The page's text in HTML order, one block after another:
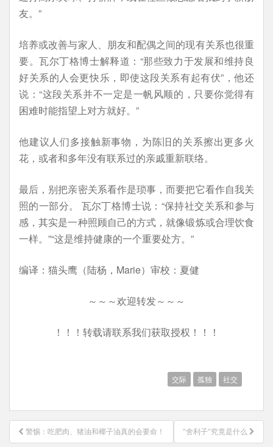
友。”
培养或改善与家人、朋友和配偶之间的现有关系也很重
要。瓦尔丁格博士解释道：“那些致力于发展和维持良
好关系的人会更快乐，即使这段关系有起有伏”，他还
说：“这段关系并不一定是一帆风顺的，只要你觉得有
困难时能指望上对方就好。”
他建议人们多接触新事物，为陈旧的关系擦出更多火
花，或者和多年没有联系过的亲戚重新联络。
最后，别把亲密关系看作是琐事，而要把它看作自我关
照的一部分。 瓦尔丁格博士说：“保持社交关系和参与
感，其实是一种照顾自己的方式，就像锻炼或合理饮食
一样。”“这是维持健康的一个重要处方。”
编译：猫头鹰（陆杨，Marie）审校：夏健
～～～欢迎转发～～～
！！！转载请联系我们获取授权！！！
交际 孤独 社交
文
章
警惕：吃肥肉、猪油和椰子油真的会要命！ “舍利子”究竟是什么